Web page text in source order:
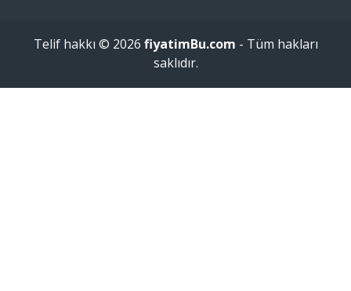
Telif hakkı © 2026 fiyatimBu.com - Tüm hakları
saklıdır.